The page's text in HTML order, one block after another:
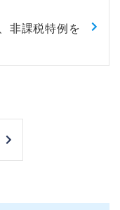
非課税特例を